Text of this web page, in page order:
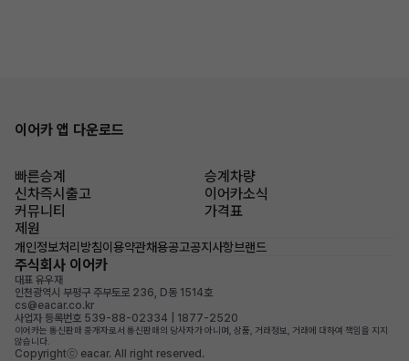
이어카 앱 다운로드
빠른승계
승계차량
신차즉시출고
이어카소식
커뮤니티
가격표
제원
개인정보처리방침이용약관채용공고공지사항브랜드
주식회사 이어카
대표 유우재
인천광역시 부평구 주부토로 236, D동 1514호
cs@eacar.co.kr
사업자 등록번호 539-88-02334 | 1877-2520
이어카는 통신판매 중개자로서 통신판매의 당사자가 아니며, 상품, 거래정보, 거래에 대하여 책임을 지지
않습니다.
Copyrightⓒ eacar. All right reserved.